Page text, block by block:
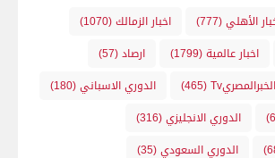
الأهلي(777) اخبار الزمالك(1070)
اخبار عالمية(1799) ارصاد(57)
الخبرالمصريTv (465) الدوري الاسباني(180)
الدوري الانجليزي(316)
الدوري السعودي(35)